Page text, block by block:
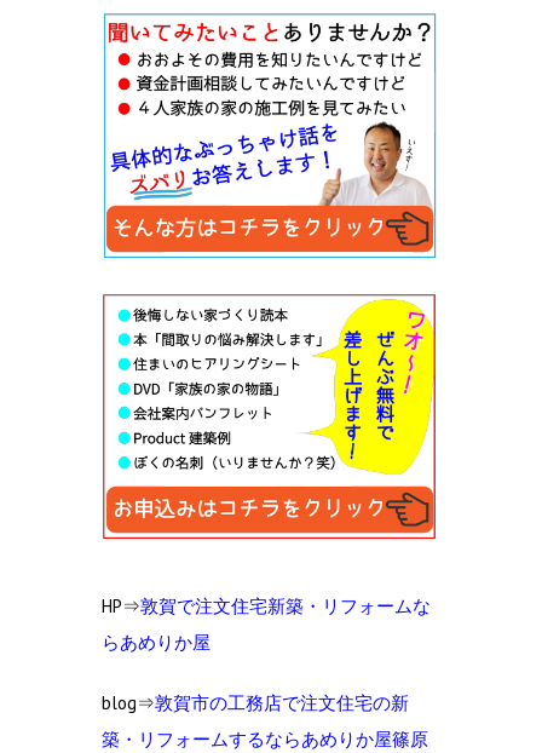
HP⇒敦賀で注文住宅新築・リフォームな
らあめりか屋
blog⇒敦賀市の工務店で注文住宅の新
築・リフォームするならあめりか屋篠原